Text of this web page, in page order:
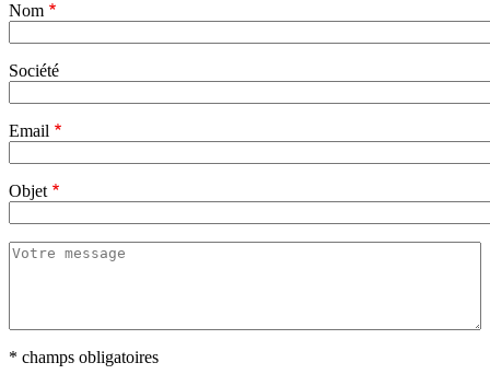
Nom
Société
Email
Objet
Votre
* champs obligatoires